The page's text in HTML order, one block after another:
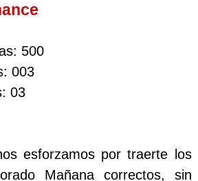
500
003
03
esforzamos por traerte los
Mañana correctos, sin